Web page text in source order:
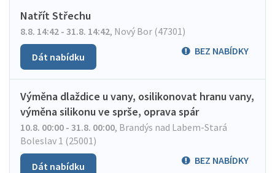
Natřít Střechu
8.8. 14:42 - 31.8. 14:42, Nový Bor (47301)
BEZ NABÍDKY
Dát nabídku
Výměna dlaždice u vany, osilikonovat hranu vany,
výměna silikonu ve sprše, oprava spár
10.8. 00:00 - 31.8. 00:00, Brandýs nad Labem-Stará
Boleslav 1 (25001)
BEZ NABÍDKY
Dát nabídku